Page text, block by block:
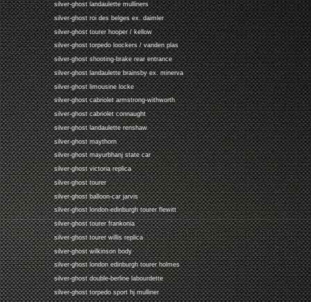
silver-ghost landaulette mulliners
silver-ghost roi des belges ex. daimler
silver-ghost tourer hooper / kellow
silver-ghost torpedo loockers / vanden plas
silver-ghost shooting-brake rear entrance
silver-ghost landaulette brainsby ex. minerva
silver-ghost limousine locke
silver-ghost cabriolet armstrong-withworth
silver-ghost cabriolet connaught
silver-ghost landaulette renshaw
silver-ghost maythorn
silver-ghost mayurbhanj state car
silver-ghost victoria replica
silver-ghost tourer
silver-ghost balloon-car jarvis
silver-ghost london-edinburgh tourer flewitt
silver-ghost tourer frankonia
silver-ghost tourer willis replica
silver-ghost wilkinson body
silver-ghost london edinburgh tourer holmes
silver-ghost double-berline labourdette
silver-ghost torpedo sport hj mulliner